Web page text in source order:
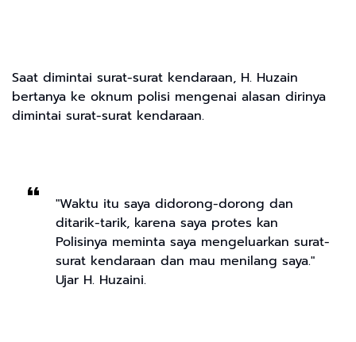
Saat dimintai surat-surat kendaraan, H. Huzain
bertanya ke oknum polisi mengenai alasan dirinya
dimintai surat-surat kendaraan.
"Waktu itu saya didorong-dorong dan
ditarik-tarik, karena saya protes kan
Polisinya meminta saya mengeluarkan surat-
surat kendaraan dan mau menilang saya."
Ujar H. Huzaini.